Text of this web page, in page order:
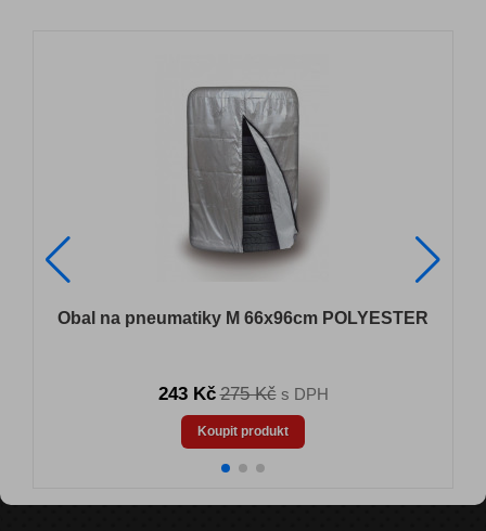
Obal na pneumatiky M 66x96cm POLYESTER
243 Kč 275 Kčs DPH
Koupit produkt